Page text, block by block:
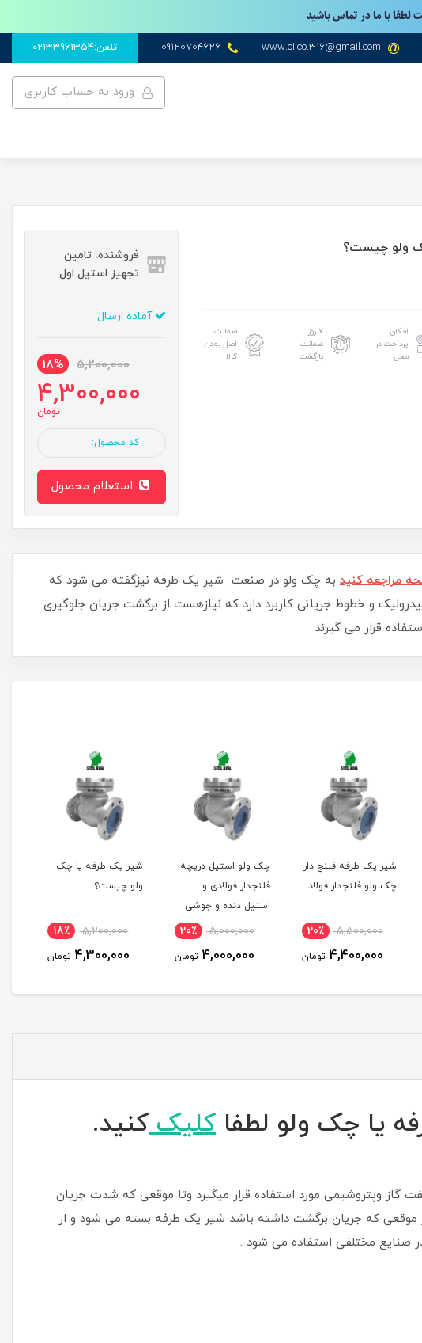
لطفا با ما در تماس باشید
www.oilco.316@gmail.com
09120704626 تلفن:02133961354
ورود به حساب کاربری
ولو چیست؟
امکان
پرداخت در
محل
۷ روز
ضمانت
بازگشت
ضمانت
اصل بودن
کالا
فروشنده: تامین
تجهیز استیل اول
آماده ارسال
5,200,000
18%
4,300,000
تومان
کد محصول:
استعلام محصول
مراجعه کنید به چک ولو در صنعت شیر یک طرفه نیزگفته می شود که
و خطوط جریانی کاربرد دارد که نیازهست از برگشت جریان جلوگیری
قرار می گیرند
شیر یک طرفه فلنج دار
چک ولو فلنجدار فولاد
5,500,000 20٪
4,400,000 تومان
چک ولو استیل دریچه
فلنجدار فولادی و
استیل دنده و جوشی
5,000,000 20٪
4,000,000 تومان
شیر یک طرفه یا چک
ولو چیست؟
5,200,000 18٪
4,300,000 تومان
یا چک ولو لطفاکلیککنید.
وپتروشیمی مورد استفاده قرار میگیرد وتا موقعی که شدت جریان
موقعی که جریان برگشت داشته باشد شیر یک طرفه بسته می شود و از
صنایع مختلفی استفاده می شود .